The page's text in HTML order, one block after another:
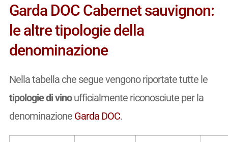
Garda DOC Cabernet sauvignon:
le altre tipologie della
denominazione
Nella tabella che segue vengono riportate tutte le
tipologie di vinoufficialmente riconosciute per la
denominazione Garda DOC.